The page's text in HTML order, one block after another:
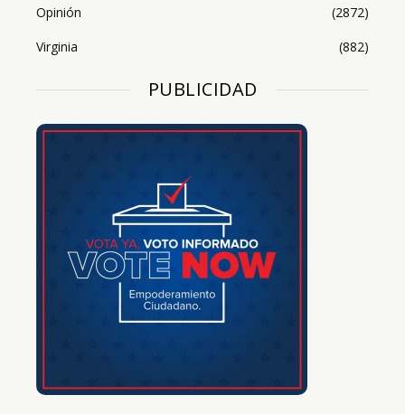
Opinión
(2872)
Virginia
(882)
PUBLICIDAD